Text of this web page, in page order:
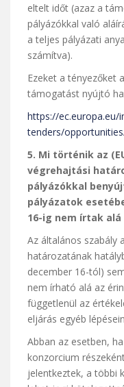
eltelt időt (azaz a
pályázókkal való
a teljes pályázati
számítva).
Ezeket a tényezőket
támogatást nyújtó
https://ec.europa.eu/
tenders/
5. Mi történik az
végrehajtási
pályázókkal
pályázatok
16-ig nem írtak
Az általános szabály
határozatának
december 16-tól)
nem írható alá az
függetlenül az
eljárás egyéb
Abban az esetben,
konzorcium
jelentkeztek, a többi